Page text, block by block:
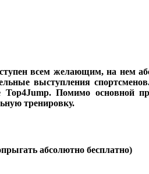
всем желающим, на нем
выступления
Top4Jump. Помимо основной
тренировку.
абсолютно бесплатно)